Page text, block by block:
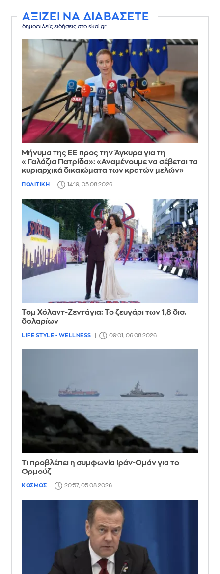
ΑΞΙΖΕΙ ΝΑ ΔΙΑΒΑΣΕΤΕ
δημοφιλείς ειδήσεις στο skai.gr
Μήνυμα της ΕΕ προς την Άγκυρα για τη
«Γαλάζια Πατρίδα»: «Αναμένουμε να σέβεται τα
κυριαρχικά δικαιώματα των κρατών μελών»
ΠΟΛΙΤΙΚΗ 14:19, 05.08.2026
Τομ Χόλαντ-Ζεντάγια: Το ζευγάρι των 1,8 δισ.
δολαρίων
LIFE STYLE - WELLNESS 09:01, 06.08.2026
Τι προβλέπει η συμφωνία Ιράν-Ομάν για το
Ορμούζ
ΚΟΣΜΟΣ 20:57, 05.08.2026